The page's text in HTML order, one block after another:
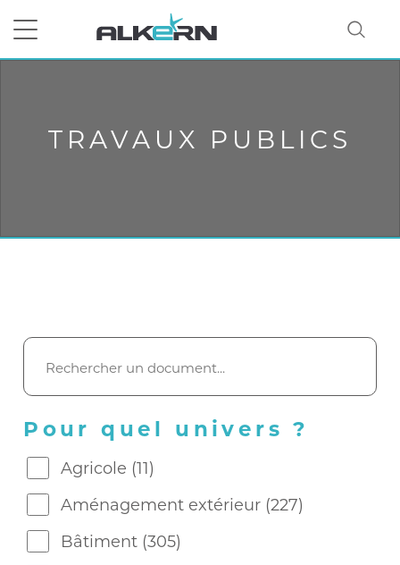
TRAVAUX PUBLICS
Pour quel univers ?
Agricole (11)
Aménagement extérieur (227)
Bâtiment (305)